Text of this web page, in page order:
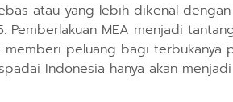
atau yang lebih dikenal
Pemberlakuan MEA menjadi
peluang bagi terbukanya
Indonesia hanya akan